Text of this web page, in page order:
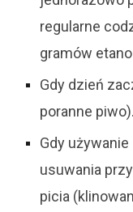
regularne
gramów
Gdy dzień
poranne piwo).
Gdy
usuwania
picia